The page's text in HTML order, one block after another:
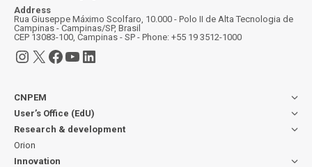
Address
Rua Giuseppe Máximo Scolfaro, 10.000 - Polo II de Alta Tecnologia de
Campinas - Campinas/SP, Brasil
CEP 13083-100, Campinas - SP - Phone: +55 19 3512-1000
Instagram
X Facebook
YouTube
LinkedIn
CNPEM
User’s Office (EdU)
Research & development
Orion
Innovation